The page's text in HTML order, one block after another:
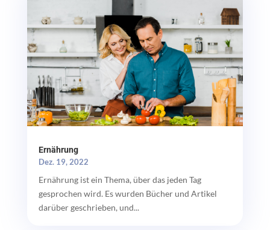
Ernährung
Dez. 19, 2022
Ernährung ist ein Thema, über das jeden Tag
gesprochen wird. Es wurden Bücher und Artikel
darüber geschrieben, und...